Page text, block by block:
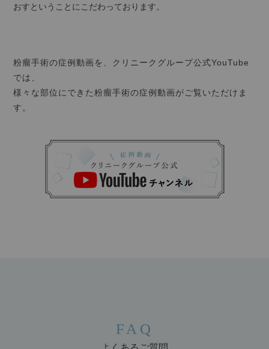
おすということにこだわっております。
粉瘤手術の症例動画を、クリニークグループ公式YouTube
では、
様々な部位にできた粉瘤手術の症例動画がご覧いただけま
す。
FAQ